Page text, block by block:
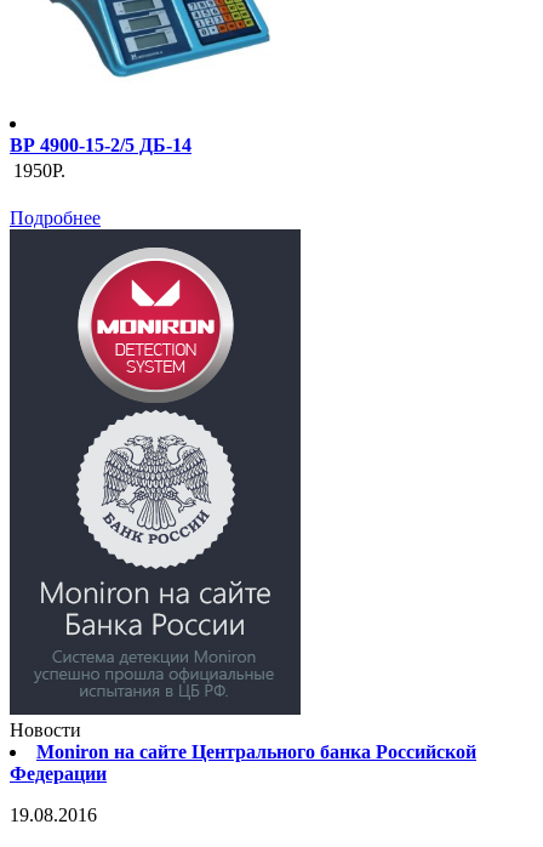
ВР 4900-15-2/5 ДБ-14
1950Р.
Подробнее
Новости
Moniron на сайте Центрального банка Российской
Федерации
19.08.2016